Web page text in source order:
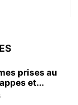
prises au
et...